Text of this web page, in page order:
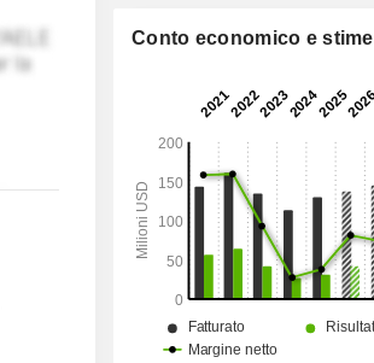
Conto economico e stime